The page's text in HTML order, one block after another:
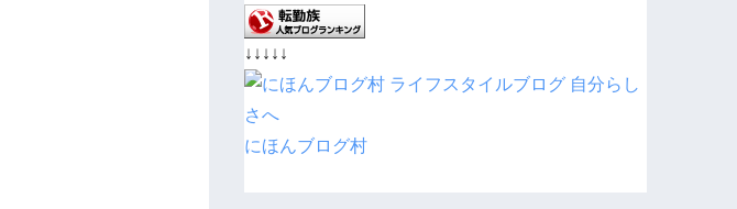
↓↓↓↓↓
にほんブログ村